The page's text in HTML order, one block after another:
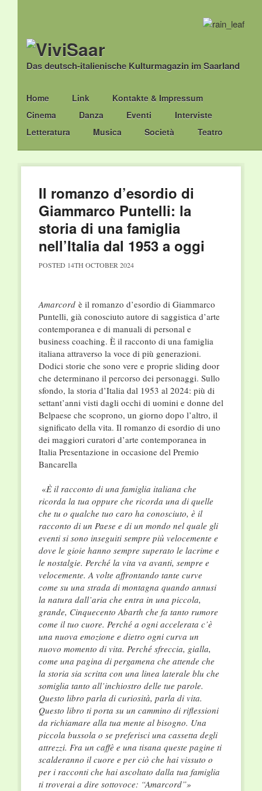
Das deutsch-italienische Kulturmagazin im Saarland
Main menu
Skip
to
content
Home Link
Kontakte & Impressum
Cinema
Danza Eventi
Interviste
Letteratura
Musica Società Teatro
Il romanzo d’esordio di
Giammarco Puntelli: la
storia di una famiglia
nell’Italia dal 1953 a oggi
POSTED 14TH OCTOBER 2024
Amarcord è il romanzo d’esordio di Giammarco
Puntelli, già conosciuto autore di saggistica d’arte
contemporanea e di manuali di personal e
business coaching. È il racconto di una famiglia
italiana attraverso la voce di più generazioni.
Dodici storie che sono vere e proprie sliding door
che determinano il percorso dei personaggi. Sullo
sfondo, la storia d’Italia dal 1953 al 2024: più di
settant’anni visti dagli occhi di uomini e donne del
Belpaese che scoprono, un giorno dopo l’altro, il
significato della vita. Il romanzo di esordio di uno
dei maggiori curatori d’arte contemporanea in
Italia Presentazione in occasione del Premio
Bancarella
«È il racconto di una famiglia italiana che
ricorda la tua oppure che ricorda una di quelle
che tu o qualche tuo caro ha conosciuto, è il
racconto di un Paese e di un mondo nel quale gli
eventi si sono inseguiti sempre più velocemente e
dove le gioie hanno sempre superato le lacrime e
le nostalgie. Perché la vita va avanti, sempre e
velocemente. A volte affrontando tante curve
come su una strada di montagna quando annusi
la natura dall’aria che entra in una piccola,
grande, Cinquecento Abarth che fa tanto rumore
come il tuo cuore. Perché a ogni accelerata c’è
una nuova emozione e dietro ogni curva un
nuovo momento di vita. Perché sfreccia, gialla,
come una pagina di pergamena che attende che
la storia sia scritta con una linea laterale blu che
somiglia tanto all’inchiostro delle tue parole.
Questo libro parla di curiosità, parla di vita.
Questo libro ti porta su un cammino di riflessioni
da richiamare alla tua mente al bisogno. Una
piccola bussola o se preferisci una cassetta degli
attrezzi. Fra un caffè e una tisana queste pagine ti
scalderanno il cuore e per ciò che hai vissuto o
per i racconti che hai ascoltato dalla tua famiglia
ti troverai a dire sottovoce: “Amarcord”»